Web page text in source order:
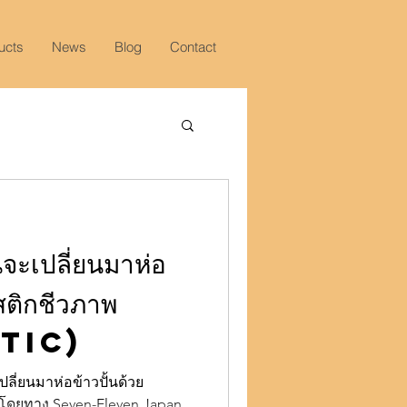
News Blog Contact
เปลี่ยนมาห่อ
กชีวภาพ
ปลี่ยนมาห่อข้าวปั้นด้วย